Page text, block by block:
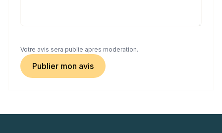
Votre avis sera publie apres moderation.
Publier mon avis